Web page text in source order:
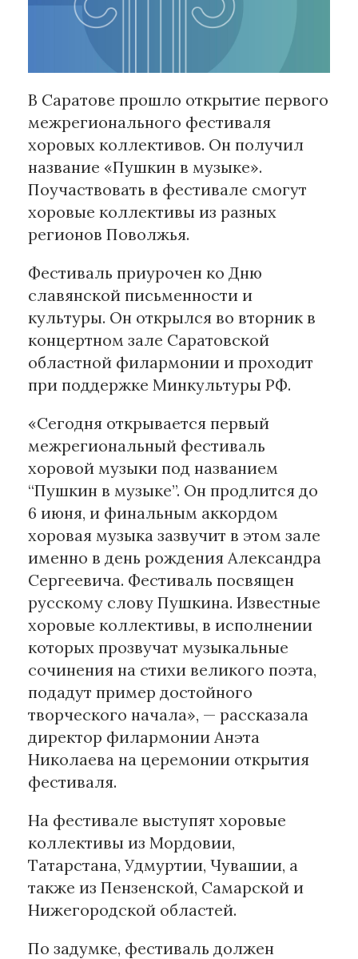
Интеллектуальная собственность
и креативные индустрии
Искусство
Дизайн и мода
Реклама и маркетинг
Архитектура и урбанистика
Наука и технологии
Медиа
Образование
Издательское дело
Музыка
Музеи
Материалы партнеров
АКИ
Artists / Художники.РФ
n'RIS
Онлайн патент
Цифровой Сарафан
Смотрите нас в соцсетях и мессенджерах
В Саратове прошло открытие первого
межрегионального фестиваля
хоровых коллективов. Он получил
название «Пушкин в музыке».
Поучаствовать в фестивале смогут
хоровые коллективы из разных
регионов Поволжья.
Фестиваль приурочен ко Дню
славянской письменности и
культуры. Он открылся во вторник в
концертном зале Саратовской
областной филармонии и проходит
при поддержке Минкультуры РФ.
«Сегодня открывается первый
межрегиональный фестиваль
хоровой музыки под названием
“Пушкин в музыке”. Он продлится до
6 июня, и финальным аккордом
хоровая музыка зазвучит в этом зале
именно в день рождения Александра
Сергеевича. Фестиваль посвящен
русскому слову Пушкина. Известные
хоровые коллективы, в исполнении
которых прозвучат музыкальные
сочинения на стихи великого поэта,
подадут пример достойного
творческого начала», — рассказала
директор филармонии Анэта
Николаева на церемонии открытия
фестиваля.
На фестивале выступят хоровые
коллективы из Мордовии,
Татарстана, Удмуртии, Чувашии, а
также из Пензенской, Самарской и
Нижегородской областей.
По задумке, фестиваль должен